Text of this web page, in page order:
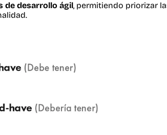
de desarrollo ágil, permitiendo priorizar